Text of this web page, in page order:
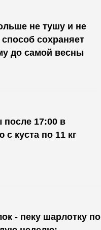
не тушу и не
сохраняет
до самой весны
17:00 в
куста по 11 кг
- пеку шарлотку по